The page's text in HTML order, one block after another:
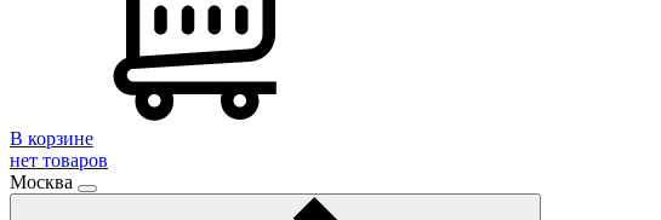
В корзине
нет товаров
Москва